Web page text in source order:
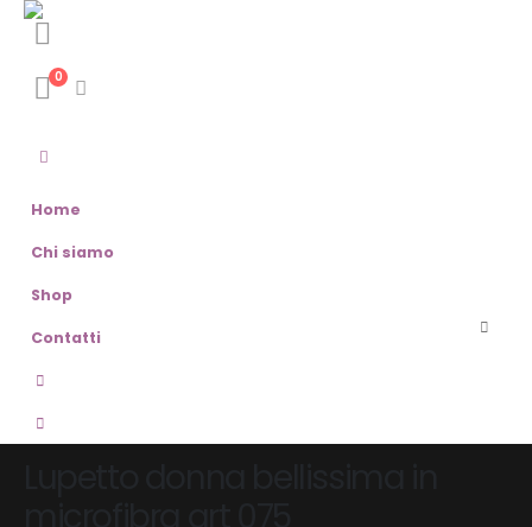
0
Home
Chi siamo
Shop
Contatti